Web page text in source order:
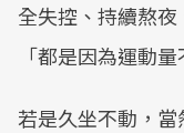
全失控、持續熬
「都是因為運動
若是久坐不動，